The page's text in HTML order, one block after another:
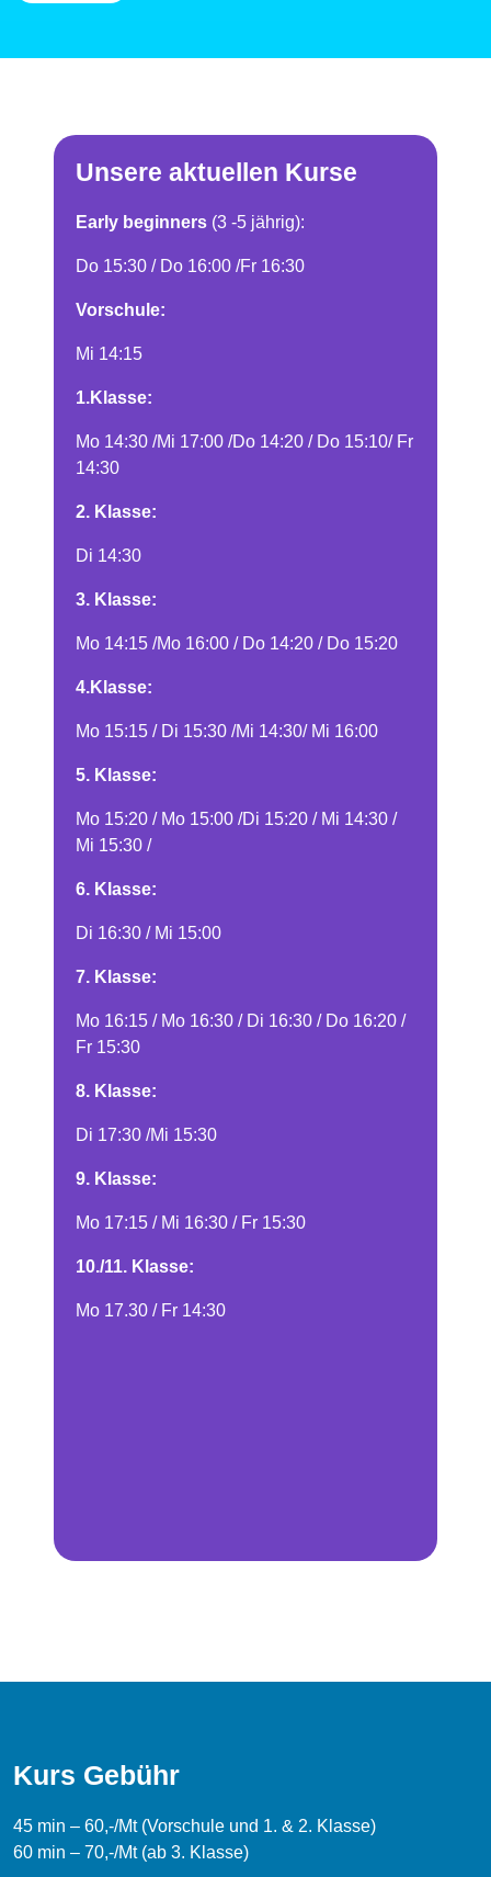
Unsere aktuellen Kurse
Early beginners (3 -5 jährig):
Do 15:30 / Do 16:00 /Fr 16:30
Vorschule:
Mi 14:15
1.Klasse:
Mo 14:30 /Mi 17:00 /Do 14:20 / Do 15:10/ Fr
14:30
2. Klasse:
Di 14:30
3. Klasse:
Mo 14:15 /Mo 16:00 / Do 14:20 / Do 15:20
4.Klasse:
Mo 15:15 / Di 15:30 /Mi 14:30/ Mi 16:00
5. Klasse:
Mo 15:20 / Mo 15:00 /Di 15:20 / Mi 14:30 /
Mi 15:30 /
6. Klasse:
Di 16:30 / Mi 15:00
7. Klasse:
Mo 16:15 / Mo 16:30 / Di 16:30 / Do 16:20 /
Fr 15:30
8. Klasse:
Di 17:30 /Mi 15:30
9. Klasse:
Mo 17:15 / Mi 16:30 / Fr 15:30
10./11. Klasse:
Mo 17.30 / Fr 14:30
Kurs Gebühr
45 min – 60,-/Mt (Vorschule und 1. & 2. Klasse)
60 min – 70,-/Mt (ab 3. Klasse)